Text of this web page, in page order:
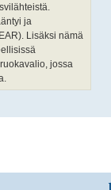
ja
Lisäksi nämä
jossa